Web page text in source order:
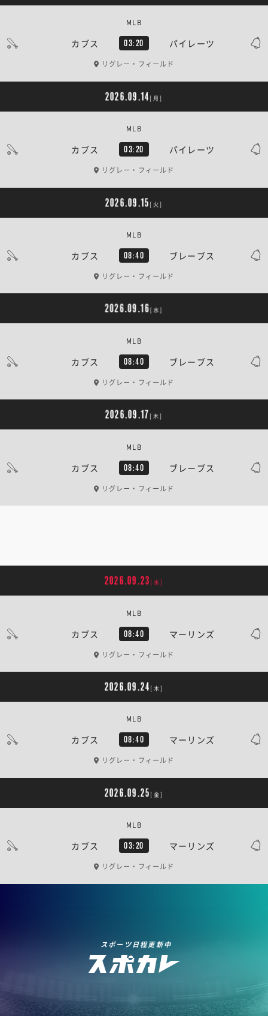
カブス 03:20 パイレーツ
MLB
リグレー・フィールド
2026.09.14 [月]
カブス 03:20 パイレーツ
MLB
リグレー・フィールド
2026.09.15 [火]
カブス 08:40 ブレーブス
MLB
リグレー・フィールド
2026.09.16[水]
カブス 08:40 ブレーブス
MLB
リグレー・フィールド
2026.09.17 [木]
カブス 08:40 ブレーブス
MLB
リグレー・フィールド
2026.09.23 [水]
カブス 08:40 マーリンズ
MLB
リグレー・フィールド
2026.09.24 [木]
カブス 08:40 マーリンズ
MLB
リグレー・フィールド
2026.09.25 [金]
カブス 03:20 マーリンズ
MLB
リグレー・フィールド
スポーツ日程更新中